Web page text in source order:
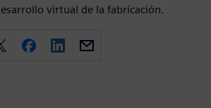
virtual de la fabricación.